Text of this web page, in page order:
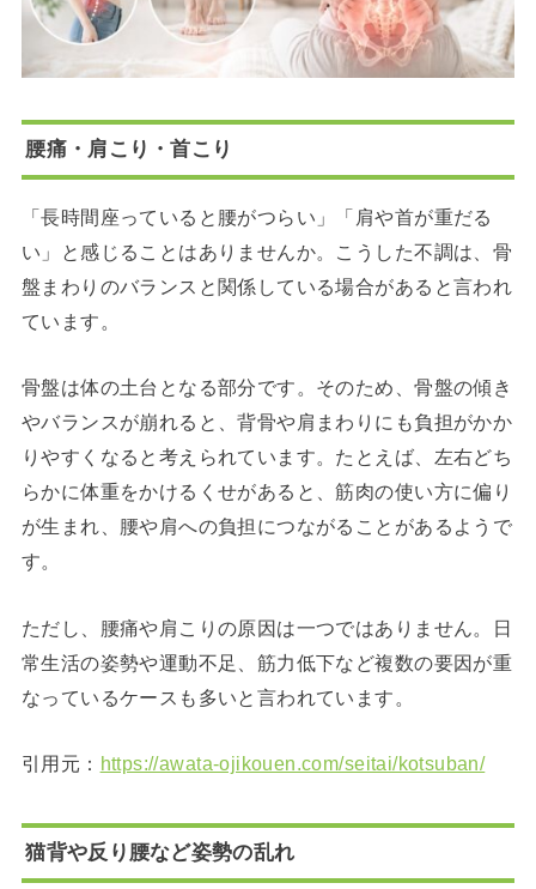
腰痛・肩こり・首こり
「長時間座っていると腰がつらい」「肩や首が重だる
い」と感じることはありませんか。こうした不調は、骨
盤まわりのバランスと関係している場合があると言われ
ています。
骨盤は体の土台となる部分です。そのため、骨盤の傾き
やバランスが崩れると、背骨や肩まわりにも負担がかか
りやすくなると考えられています。たとえば、左右どち
らかに体重をかけるくせがあると、筋肉の使い方に偏り
が生まれ、腰や肩への負担につながることがあるようで
す。
ただし、腰痛や肩こりの原因は一つではありません。日
常生活の姿勢や運動不足、筋力低下など複数の要因が重
なっているケースも多いと言われています。
引用元： https://awata-ojikouen.com/seitai/kotsuban/
猫背や反り腰など姿勢の乱れ